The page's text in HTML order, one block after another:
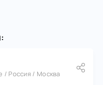
/ Россия / Москва